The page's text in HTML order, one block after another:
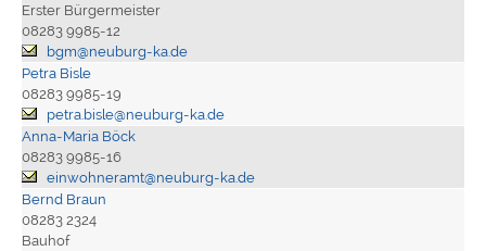
Erster Bürgermeister
08283 9985-12
bgm@neuburg-ka.de
Petra Bisle
08283 9985-19
petra.bisle@neuburg-ka.de
Anna-Maria Böck
08283 9985-16
einwohneramt@neuburg-ka.de
Bernd Braun
08283 2324
Bauhof